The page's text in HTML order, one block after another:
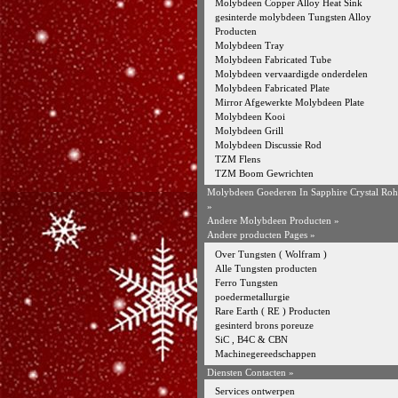
Molybdeen Copper Alloy Heat Sink
gesinterde molybdeen Tungsten Alloy
Producten
Molybdeen Tray
Molybdeen Fabricated Tube
Molybdeen vervaardigde onderdelen
Molybdeen Fabricated Plate
Mirror Afgewerkte Molybdeen Plate
Molybdeen Kooi
Molybdeen Grill
Molybdeen Discussie Rod
TZM Flens
TZM Boom Gewrichten
Molybdeen Goederen In Sapphire Crystal Roh
»
Andere Molybdeen Producten »
Andere producten Pages »
Over Tungsten ( Wolfram )
Alle Tungsten producten
Ferro Tungsten
poedermetallurgie
Rare Earth ( RE ) Producten
gesinterd brons poreuze
SiC , B4C & CBN
Machinegereedschappen
Diensten Contacten »
Services ontwerpen